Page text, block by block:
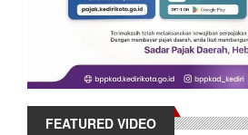
FEATURED VIDEO